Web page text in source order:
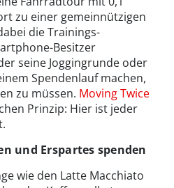
zu einer gemeinnützigen
die Trainings-
Besitzer
seine Joggingrunde oder
Spendenlauf machen,
zu müssen. Moving Twice
Prinzip: Hier ist jeder
und Erspartes spenden
wie den Latte Macchiato